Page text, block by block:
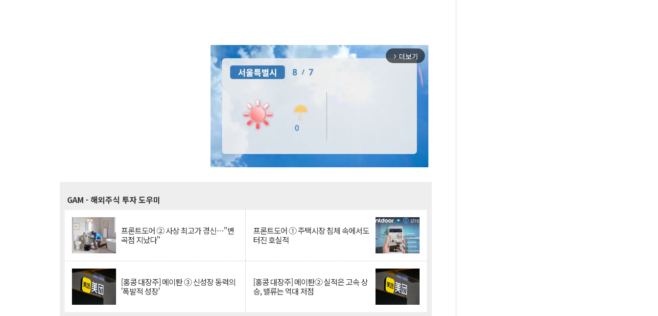
arrow_forward_ios 더보기
GAM - 해외주식 투자 도우미
프론트도어 ② 사상 최고가 경신…"변
곡점 지났다"
프론트도어 ① 주택시장 침체 속에서도
터진 호실적
[홍콩 대장주] 메이퇀 ③ 신성장 동력의
'폭발적 성장'
[홍콩 대장주] 메이퇀② 실적은 고속 상
승, 밸류는 역대 저점